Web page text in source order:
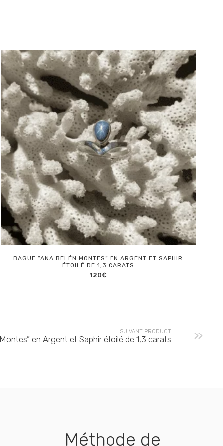
BAGUE “ANA BELÉN MONTES” EN ARGENT ET SAPHIR
ÉTOILÉ DE 1,3 CARATS
120€
SUIVANT PRODUCT
en Argent et Saphir étoilé de 1,3 carats
Méthode de